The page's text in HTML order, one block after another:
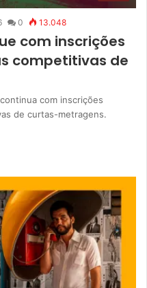
0 13.048
com inscrições
competitivas de
com inscrições
de curtas-metragens.